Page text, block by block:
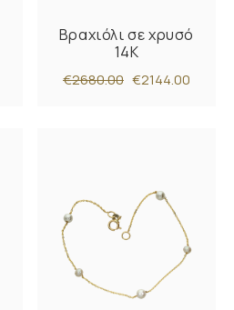
Βραχιόλι σε χρυσό
14Κ
€2680.00 €2144.00